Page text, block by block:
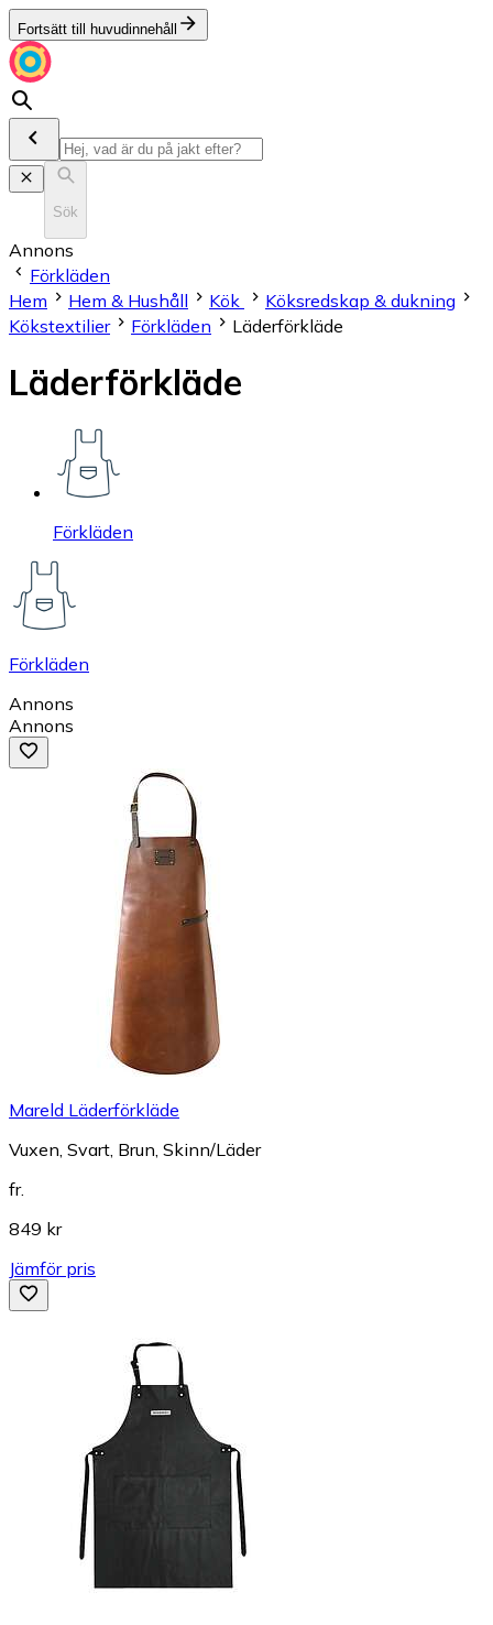
Fortsätt till huvudinnehåll
Sök
Annons
Förkläden
Hem
Hem & Hushåll Kök
Köksredskap & dukning
Kökstextilier
Förkläden Läderförkläde
Läderförkläde
Förkläden
Förkläden
Annons
Annons
Mareld Läderförkläde
Vuxen, Svart, Brun, Skinn/Läder
fr.
849 kr
Jämför pris